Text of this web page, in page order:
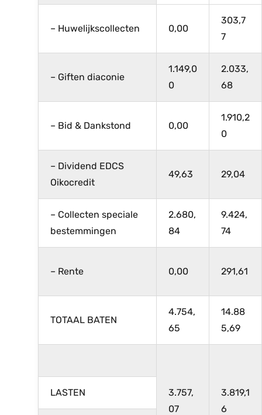
– Huwelijkscollecten 0,00
303,7
7
– Giften diaconie
1.149,0
0
2.033,
68
– Bid & Dankstond 0,00
1.910,2
0
– Dividend EDCS
Oikocredit
49,63 29,04
– Collecten speciale
bestemmingen
2.680,
84
9.424,
74
– Rente 0,00 291,61
TOTAAL BATEN
4.754,
65
14.88
5,69
3.757,
07
3.819,1
6
LASTEN